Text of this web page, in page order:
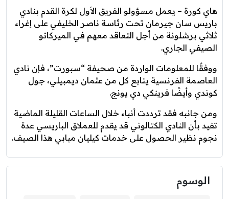
هاي كورة – يعمل مسؤولو الفريق الأول لكرة القدم بنادي
باريس سان جيرمان تحت رئاسة ناصر الخليفي على إغراء
ثلاثي برشلونة من أجل التعاقد معهم في الميركاتو
الصيفي الجاري.
ووفقًا للمعلومات الواردة من صحيفة “سبورت”، فإن نادي
العاصمة الفرنسية يتابع كل من عثمان ديمبيلي، جول
كوندي وأيضًا فرينكي دي يونج.
ومن جانبه فقد ترددت أنباء خلال الساعات القليلة الماضية
تفيد بأن النادي الكتالوني قد يقدم للعملاق الباريسي عدة
نجوم نظير الحصول على خدمات كيليان مبابي هذا الصيف.
الوسوم